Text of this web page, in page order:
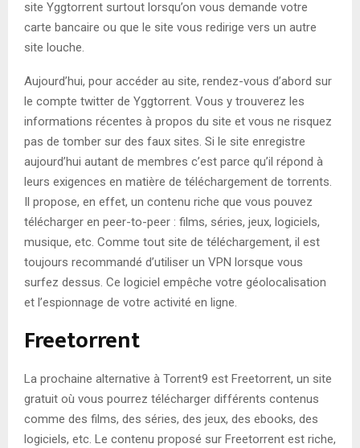
site Yggtorrent surtout lorsqu’on vous demande votre
carte bancaire ou que le site vous redirige vers un autre
site louche.
Aujourd’hui, pour accéder au site, rendez-vous d’abord sur
le compte twitter de Yggtorrent. Vous y trouverez les
informations récentes à propos du site et vous ne risquez
pas de tomber sur des faux sites. Si le site enregistre
aujourd’hui autant de membres c’est parce qu’il répond à
leurs exigences en matière de téléchargement de torrents.
Il propose, en effet, un contenu riche que vous pouvez
télécharger en peer-to-peer : films, séries, jeux, logiciels,
musique, etc. Comme tout site de téléchargement, il est
toujours recommandé d’utiliser un VPN lorsque vous
surfez dessus. Ce logiciel empêche votre géolocalisation
et l’espionnage de votre activité en ligne.
Freetorrent
La prochaine alternative à Torrent9 est Freetorrent, un site
gratuit où vous pourrez télécharger différents contenus
comme des films, des séries, des jeux, des ebooks, des
logiciels, etc. Le contenu proposé sur Freetorrent est riche,